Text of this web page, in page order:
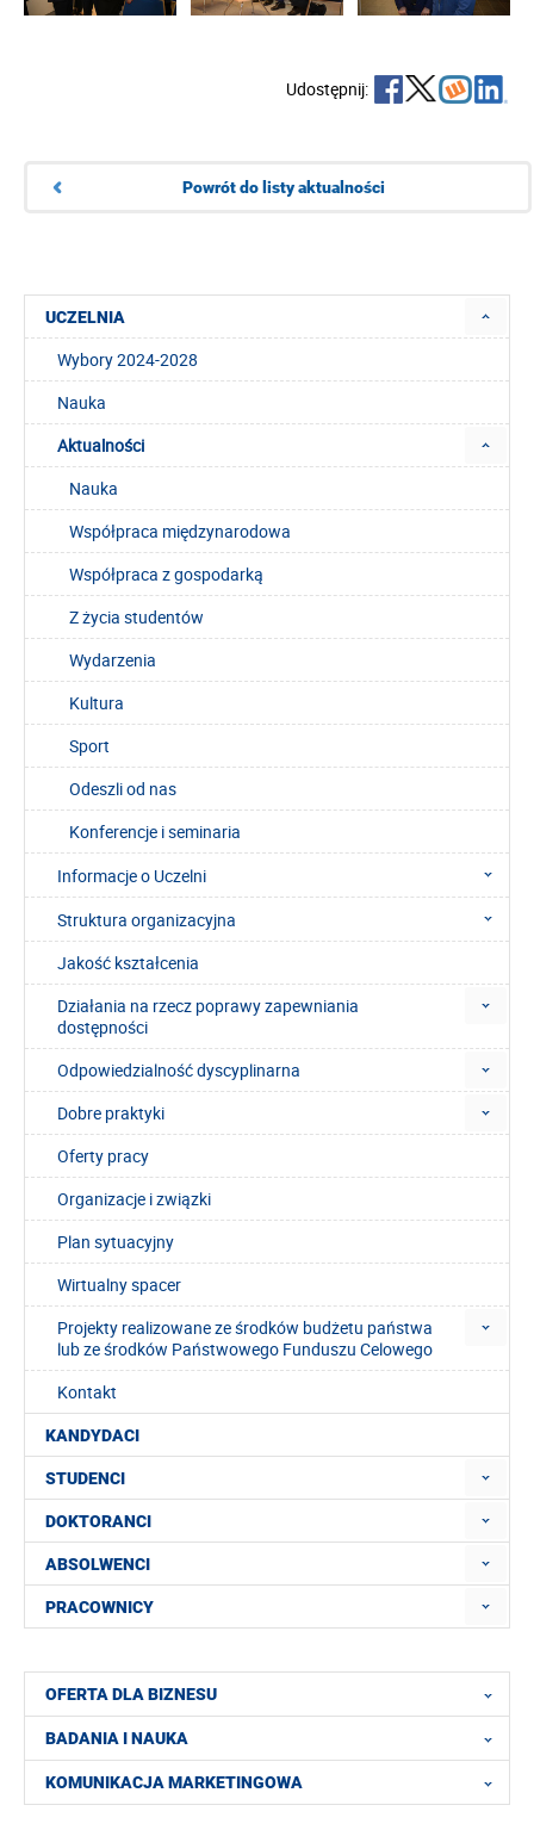
Udostępnij:
Powrót do listy aktualności
UCZELNIA
Wybory 2024-2028
Nauka
Aktualności
Nauka
Współpraca międzynarodowa
Współpraca z gospodarką
Z życia studentów
Wydarzenia
Kultura
Sport
Odeszli od nas
Konferencje i seminaria
Informacje o Uczelni
Struktura organizacyjna
Jakość kształcenia
Działania na rzecz poprawy zapewniania
dostępności
Odpowiedzialność dyscyplinarna
Dobre praktyki
Oferty pracy
Organizacje i związki
Plan sytuacyjny
Wirtualny spacer
Projekty realizowane ze środków budżetu państwa
lub ze środków Państwowego Funduszu Celowego
Kontakt
KANDYDACI
STUDENCI
DOKTORANCI
ABSOLWENCI
PRACOWNICY
OFERTA DLA BIZNESU
BADANIA I NAUKA
KOMUNIKACJA MARKETINGOWA